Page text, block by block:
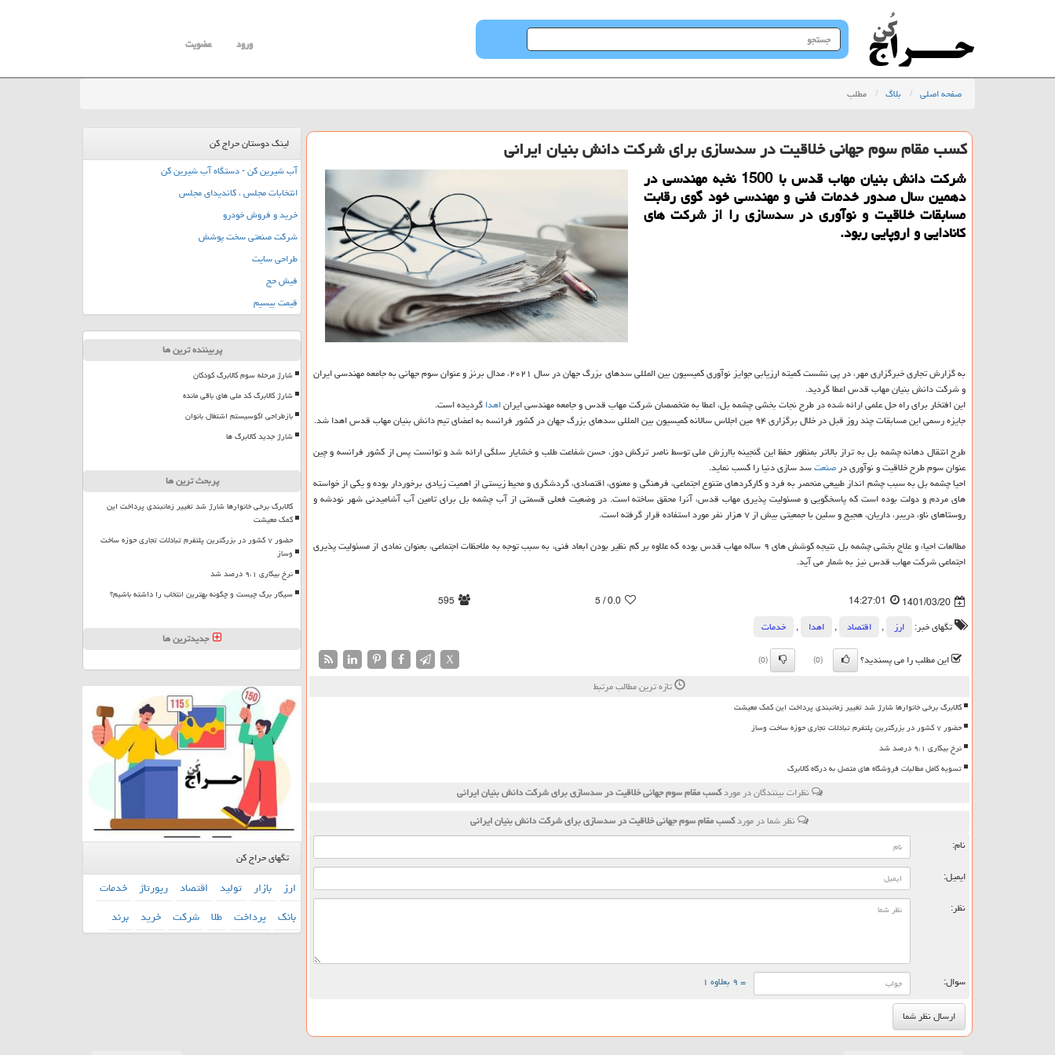
جستجو
در
ورود عضویت
صفحه اصلی بلاگ مطلب
کسب مقام سوم جهانی خلاقیت در سدسازی برای شرکت دانش بنیان ایرانی
شرکت دانش بنیان مهاب قدس با 1500 نخبه مهندسی در
دهمین سال صدور خدمات فنی و مهندسی خود گوی رقابت
مسابقات خلاقیت و نوآوری در سدسازی را از شرکت های
کانادایی و اروپایی ربود.
به گزارش تجاری خبرگزاری مهر، در پی نشست کمیته ارزیابی جوایز نوآوری کمیسیون بین المللی سدهای بزرگ جهان در سال ۲۰۲۱، مدال برنز و عنوان سوم جهانی به جامعه مهندسی ایران
و شرکت دانش بنیان مهاب قدس اعطا گردید.
این افتخار برای راه حل علمی ارائه شده در طرح نجات بخشی چشمه بل، اعطا به متخصصان شرکت مهاب قدس و جامعه مهندسی ایراناهداگردیده است.
جایزه رسمی این مسابقات چند روز قبل در خلال برگزاری ۹۴ مین اجلاس سالانه کمیسیون بین المللی سدهای بزرگ جهان در کشور فرانسه به اعضای تیم دانش بنیان مهاب قدس اهدا شد.
طرح انتقال دهانه چشمه بل به تراز بالاتر بمنظور حفظ این گنجینه باارزش ملی توسط ناصر ترکش دوز، حسن شفاعت طلب و خشایار سلگی ارائه شد و توانست پس از کشور فرانسه و چین
عنوان سوم طرح خلاقیت و نوآوری درصنعتسد سازی دنیا را کسب نماید.
احیا چشمه بل به سبب چشم انداز طبیعی منحصر به فرد و کارکردهای متنوع اجتماعی، فرهنگی و معنوی، اقتصادی، گردشگری و محیط زیستی از اهمیت زیادی برخوردار بوده و یکی از خواسته
های مردم و دولت بوده است که پاسخگویی و مسئولیت پذیری مهاب قدس، آنرا محقق ساخته است. در وضعیت فعلی قسمتی از آب چشمه بل برای تامین آب آشامیدنی شهر نودشه و
روستاهای ناو، دریبر، داریان، هجیج و سلین با جمعیتی بیش از ۷ هزار نفر مورد استفاده قرار گرفته است.
مطالعات احیاء و علاج بخشی چشمه بل نتیجه کوشش های ۹ ساله مهاب قدس بوده که علاوه بر کم نظیر بودن ابعاد فنی، به سبب توجه به ملاحظات اجتماعی، بعنوان نمادی از مسئولیت پذیری
اجتماعی شرکت مهاب قدس نیز به شمار می آید.
1401/03/20
14:27:01
0.0
/ 5
595
تگهای خبر:
ارز , اقتصاد , اهدا ,
خدمات
این مطلب را می پسندید؟
(0)
(0)
X
تازه ترین مطالب مرتبط
کالابرگ برخی خانوارها شارژ شد تغییر زمانبندی پرداخت این کمک معیشت
حضور ۷ کشور در بزرگترین پلتفرم تبادلات تجاری حوزه ساخت وساز
نرخ بیکاری ۹،۱ درصد شد
تسویه کامل مطالبات فروشگاه های متصل به درگاه کالابرگ
نظرات بینندگان در موردکسب مقام سوم جهانی خلاقیت در سدسازی برای شرکت دانش بنیان ایرانی
نظر شما در موردکسب مقام سوم جهانی خلاقیت در سدسازی برای شرکت دانش بنیان ایرانی
نام:
ایمیل:
نظر:
سوال: = ۹ بعلاوه ۱
لینک دوستان حراج کن
آب شیرین کن - دستگاه آب شیرین کن
انتخابات مجلس ، کاندیدای مجلس
خرید و فروش خودرو
شرکت صنعتی سخت پوشش
طراحی سایت
فیش حج
قیمت بیسیم
پربیننده ترین ها
شارژ مرحله سوم کالابرگ کودکان
شارژ کالابرگ کد ملی های باقی مانده
بازطراحی اکوسیستم اشتغال بانوان
شارژ جدید کالابرگ ها
پربحث ترین ها
کالابرگ برخی خانوارها شارژ شد تغییر زمانبندی پرداخت این
کمک معیشت
حضور ۷ کشور در بزرگترین پلتفرم تبادلات تجاری حوزه ساخت
وساز
نرخ بیکاری ۹،۱ درصد شد
سیگار برگ چیست و چگونه بهترین انتخاب را داشته باشیم؟
جدیدترین ها
تگهای حراج کن
ارز بازار تولید اقتصاد رپورتاژ خدمات
بانك پرداخت طلا شركت خرید برند